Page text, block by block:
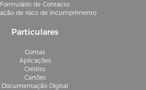
Formulário de Contacto
de risco de incumprimento
Particulares
Contas
Aplicações
Crédito
Cartões
Documentação Digital